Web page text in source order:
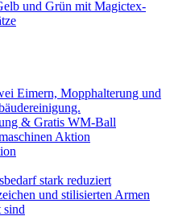
& Gratis WM-Ball
Aktion
stark reduziert